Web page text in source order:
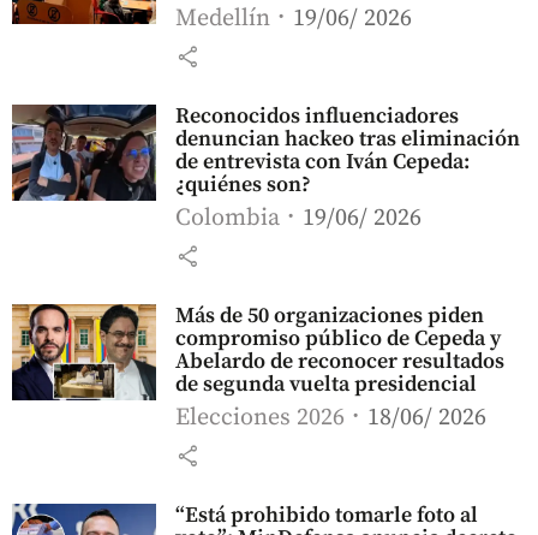
Medellín 19/06/ 2026
share
Reconocidos influenciadores
denuncian hackeo tras eliminación
de entrevista con Iván Cepeda:
¿quiénes son?
Colombia 19/06/ 2026
share
Más de 50 organizaciones piden
compromiso público de Cepeda y
Abelardo de reconocer resultados
de segunda vuelta presidencial
Elecciones 2026 18/06/ 2026
share
“Está prohibido tomarle foto al